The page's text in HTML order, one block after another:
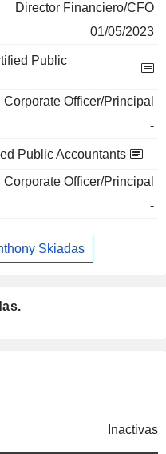
Director Financiero/CFO
01/05/2023
Public
Corporate Officer/Principal
-
Public Accountants
Corporate Officer/Principal
-
Skiadas
Inactivas